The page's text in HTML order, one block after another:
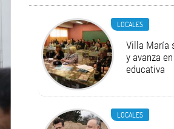
LOCALES
Villa María
y avanza
educativa
LOCALES